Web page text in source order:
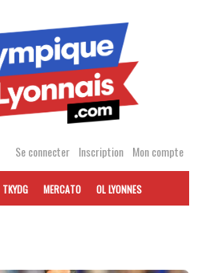
Se connecter Inscription Mon compte
TKYDG MERCATO OL LYONNES